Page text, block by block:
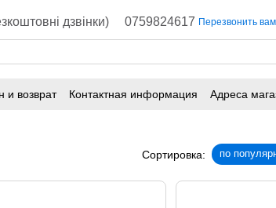
дзвінки) 0759824617 Перезвонить
и возврат Контактная информация Адреса
Сортировка: по